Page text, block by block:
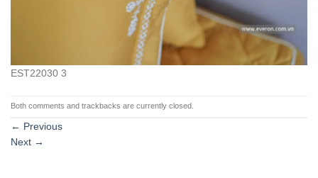
EST22030 3
Both comments and trackbacks are currently closed.
← Previous
Next →